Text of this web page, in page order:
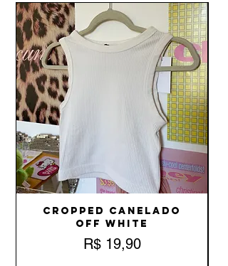
Cropped Canelado
Off White
Preço
R$ 19,90